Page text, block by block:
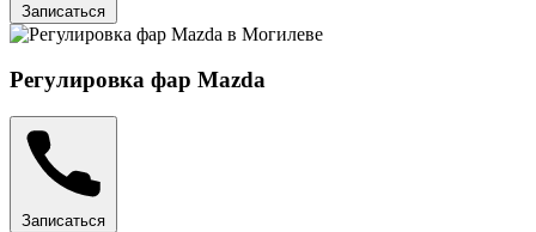
Записаться
Регулировка фар Mazda
Записаться